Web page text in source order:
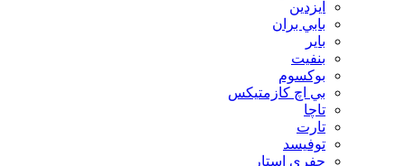
ايزدين
بابي بران
بایر
بنفيت
بوكسوم
بي اچ كازمتيكس
تاچا
تارت
توفيسد
جفري استار